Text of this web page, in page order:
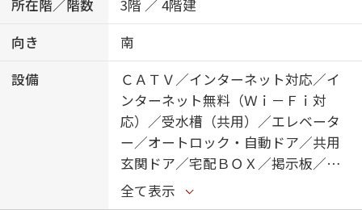
所在階／階数
3階 ／ 4階建
向き
南
設備
ＣＡＴＶ／インターネット対応／イ
ンターネット無料（Ｗｉ－Ｆｉ対
応）／受水槽（共用）／エレベータ
ー／オートロック・自動ドア／共用
玄関ドア／宅配ＢＯＸ／掲示板／ホ
テルライク／階段灯／散水栓／屋外
共用水栓／ゴミ集積場（敷地内）／
全て表示